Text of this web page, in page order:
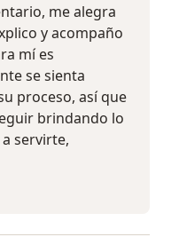
me alegra
y acompaño
mí es
se sienta
proceso, así que
brindando lo
servirte,